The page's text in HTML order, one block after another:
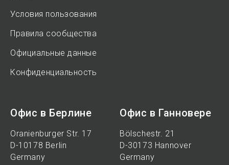
Условия пользования
Правила сообщества
Официальные данные
Конфиденциальность
Офис в Берлине
Oranienburger Str. 17
D-10178 Berlin
Germany
Офис в Ганновере
Bölschestr. 21
D-30173 Hannover
Germany